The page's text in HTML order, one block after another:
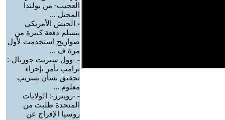
العجيب- من بولندا
المحتل ...
- الجيش الأمريكي
يتسلم دفعة كبيرة من
صواريخ استخدمت لأول
مرة ف ...
- -وول ستريت جورنال-:
ترامب يأمر بإجراء
تحقيق بشأن تسريب
معلوم ...
- -رويترز-: الولايات
المتحدة طلبت من
روسيا الإفراج عن